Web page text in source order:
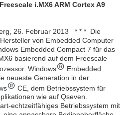
i.MX6 ARM Cortex A9
26. Februar 2013 * * * Die
von Embedded Computer
Embedded Compact 7 für das
basierend auf dem Freescale
Windows
Embedded
neueste Generation in der
CE, dem Betriebssystem für
wie auf Qseven.
echtzeitfähiges Betriebssystem mit